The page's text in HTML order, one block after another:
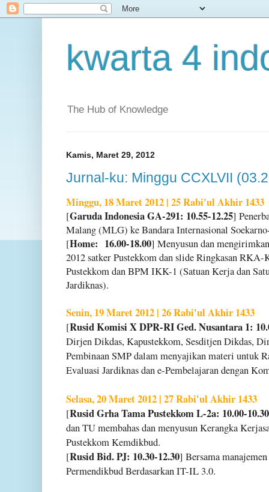
kwarta 4
The Hub of Knowledge
Kamis, Maret 29, 2012
Jurnal-ku: Minggu CCXLVII
Minggu, 18 Maret 2012 | 25 Rabi'ul Akhir 1433
[Garuda Indonesia GA-291: 10.55-12.25]
Malang (MLG) ke Bandara Internasional
[Home: 16.00-18.00] Menyusun dan
2012 satker Pustekkom dan slide Ringkasan
Pustekkom dan BPM IKK-1 (Satuan Kerja dan
Jardiknas).
Senin, 19 Maret 2012 | 26 Rabi'ul Akhir 1433
[Rusid Komisi X DPR-RI Ged. Nusantara 1:
Dirjen Dikdas, Kapustekkom, Sesditjen Dikdas,
Pembinaan SMP dalam menyajikan materi untuk
Evaluasi Jardiknas dan e-Pembelajaran dengan
Selasa, 20 Maret 2012 | 27 Rabi'ul Akhir 1433
[Rusid Grha Tama Pustekkom L-2a: 10.00-10.30
dan TU membahas dan menyusun Kerangka
Pustekkom Kemdikbud.
[Rusid Bid. PJ: 10.30-12.30] Bersama
Permendikbud Berdasarkan IT-IL 3.0.